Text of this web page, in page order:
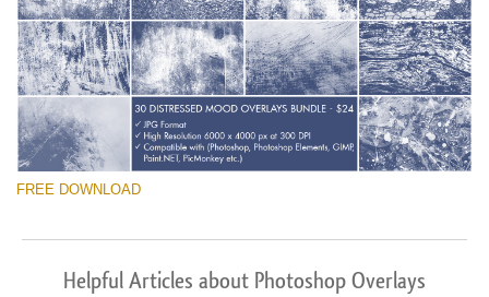
FREE DOWNLOAD
Helpful Articles about Photoshop Overlays